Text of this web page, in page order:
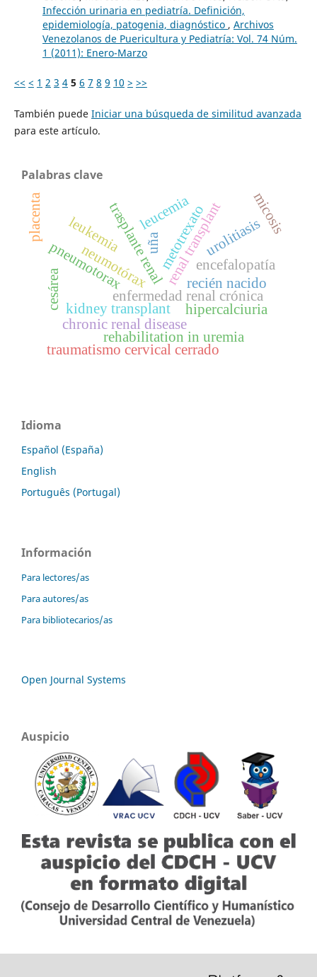
Infección urinaria en pediatría. Definición,
epidemiología, patogenia, diagnóstico , Archivos
Venezolanos de Puericultura y Pediatría: Vol. 74 Núm.
1 (2011): Enero-Marzo
<< < 1 2 3 4 5 6 7 8 9 10 > >>
También puede Iniciar una búsqueda de similitud avanzada
para este artículo.
Palabras clave
trasplante renal
enfermedad renal crónica
kidney transplant
renal transplant
chronic renal disease
rehabilitation in uremia
traumatismo cervical cerrado
neumotórax
pneumotorax encefalopatía
metotrexato
leucemia
leukemia
hipercalciuria
urolitiasis
micosis
uña
recién nacido
placenta
cesárea
Idioma
Español (España)
English
Português (Portugal)
Información
Para lectores/as
Para autores/as
Para bibliotecarios/as
Open Journal Systems
Auspicio